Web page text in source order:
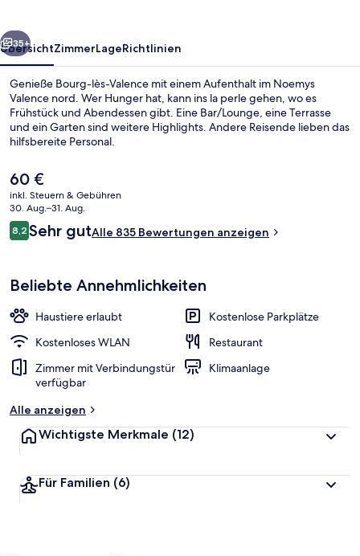
Weiter
35+
ÜbersichtZimmerLageRichtlinien
Genieße Bourg-lès-Valence mit einem Aufenthalt im Noemys
Valence nord. Wer Hunger hat, kann ins la perle gehen, wo es
Frühstück und Abendessen gibt. Eine Bar/Lounge, eine Terrasse
und ein Garten sind weitere Highlights. Andere Reisende lieben das
hilfsbereite Personal.
Der
aktuelle
Preis
beträgt
60 €.
60 €
inkl. Steuern & Gebühren
30. Aug.–31. Aug.
Bewertungen
8,28,2 von 10.
Sehr gutAlle 835 Bewertungen anzeigen
Beliebte Annehmlichkeiten
Haustiere erlaubt
Kostenlose Parkplätze
Kostenloses WLAN
Restaurant
Zimmer mit Verbindungstür
verfügbar
Klimaanlage
Alle anzeigen
Wichtigste Merkmale (12)
Für Familien (6)